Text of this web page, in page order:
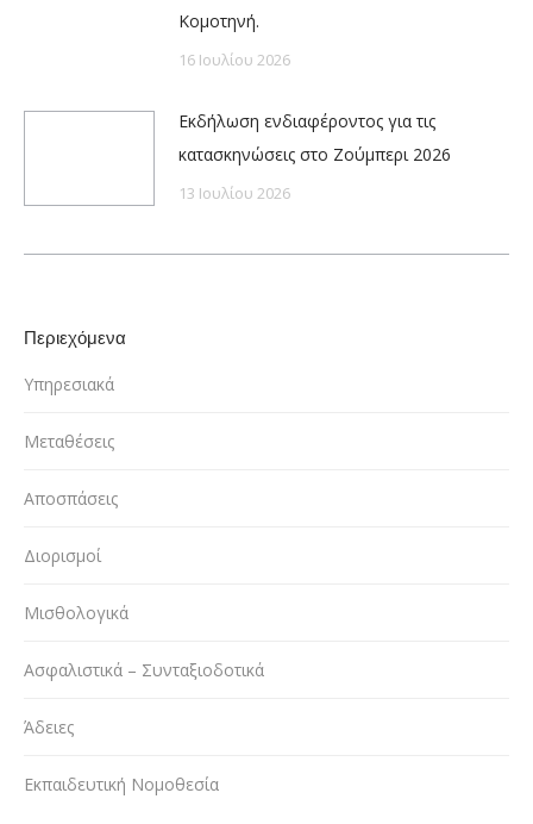
Κομοτηνή.
16 Ιουλίου 2026
Εκδήλωση ενδιαφέροντος για τις
κατασκηνώσεις στο Ζούμπερι 2026
13 Ιουλίου 2026
Περιεχόμενα
Υπηρεσιακά
Μεταθέσεις
Αποσπάσεις
Διορισμοί
Μισθολογικά
Ασφαλιστικά – Συνταξιοδοτικά
Άδειες
Εκπαιδευτική Νομοθεσία